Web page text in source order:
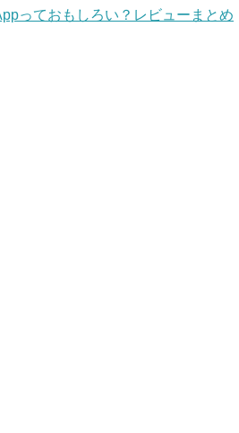
っておもしろい？レビューまとめ